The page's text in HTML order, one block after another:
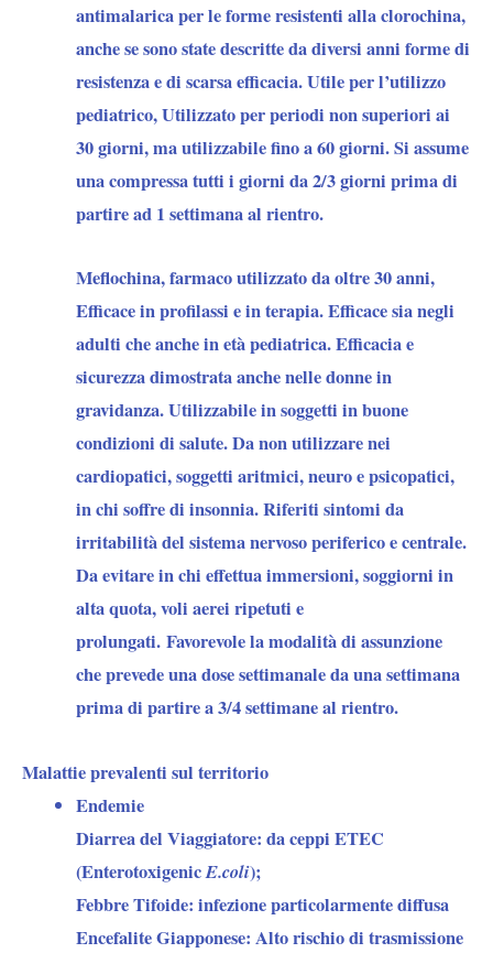
antimalarica per le forme resistenti alla clorochina,
anche se sono state descritte da diversi anni forme di
resistenza e di scarsa efficacia. Utile per l’utilizzo
pediatrico, Utilizzato per periodi non superiori ai
30 giorni, ma utilizzabile fino a 60 giorni. Si assume
una compressa tutti i giorni da 2/3 giorni prima di
partire ad 1 settimana al rientro.
Meflochina, farmaco utilizzato da oltre 30 anni,
Efficace in profilassi e in terapia. Efficace sia negli
adulti che anche in età pediatrica. Efficacia e
sicurezza dimostrata anche nelle donne in
gravidanza. Utilizzabile in soggetti in buone
condizioni di salute. Danon utilizzarenei
cardiopatici, soggetti aritmici, neuro e psicopatici,
in chi soffre di insonnia. Riferiti sintomi da
irritabilità del sistema nervoso periferico e centrale.
Da evitare in chi effettua immersioni, soggiorni in
alta quota, voli aerei ripetuti e
prolungati. Favorevole la modalità di assunzione
che prevede una dose settimanale da una settimana
prima di partire a 3/4 settimane al rientro.
Malattie prevalenti sul territorio
Endemie
Diarrea del Viaggiatore: da ceppi ETEC
(EnterotoxigenicE.coli);
Febbre Tifoide: infezione particolarmente diffusa
Encefalite Giapponese:Alto rischio di trasmissione